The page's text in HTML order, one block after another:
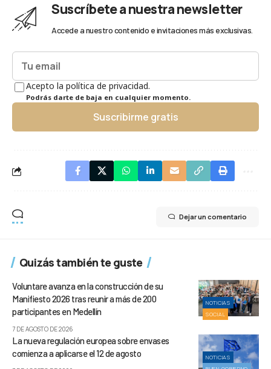
Suscríbete a nuestra newsletter
Accede a nuestro contenido e invitaciones más exclusivas.
Acepto la política de privacidad.
Podrás darte de baja en cualquier momento.
Suscribirme gratis
Dejar un comentario
Quizás también te guste
NOTICIAS
SOCIAL
Voluntare avanza en la construcción de su
Manifiesto 2026 tras reunir a más de 200
participantes en Medellín
7 DE AGOSTO DE 2026
NOTICIAS
La nueva regulación europea sobre envases
comienza a aplicarse el 12 de agosto